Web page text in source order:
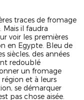
traces de fromage
il faudra
voir les premières
en Egypte. Bleu de
siècles, des années
redoublé
un fromage
et à leurs
se démarquer
pas chose aisée.